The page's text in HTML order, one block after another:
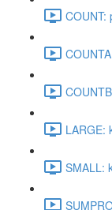
COUNT:
LARGE:
SMALL: